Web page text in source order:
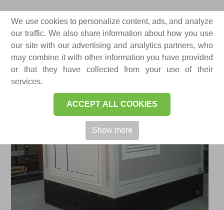
We use cookies to personalize content, ads, and analyze
our traffic. We also share information about how you use
our site with our advertising and analytics partners, who
may combine it with other information you have provided
or that they have collected from your use of their
services.
ACCEPT ALL COOKIES
Show more